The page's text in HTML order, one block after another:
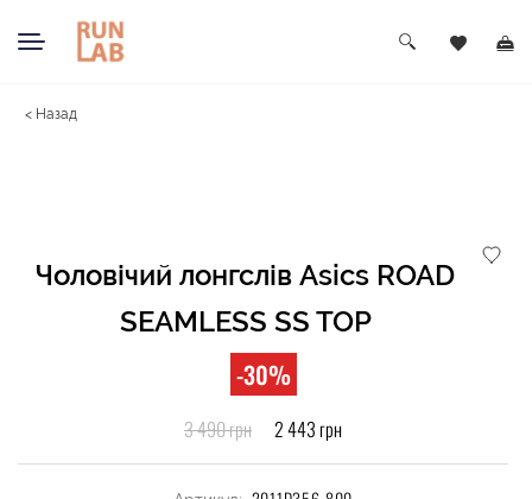
< Назад
Чоловічий лонгслів Asics ROAD
SEAMLESS SS TOP
-30%
3 490 грн 2 443 грн